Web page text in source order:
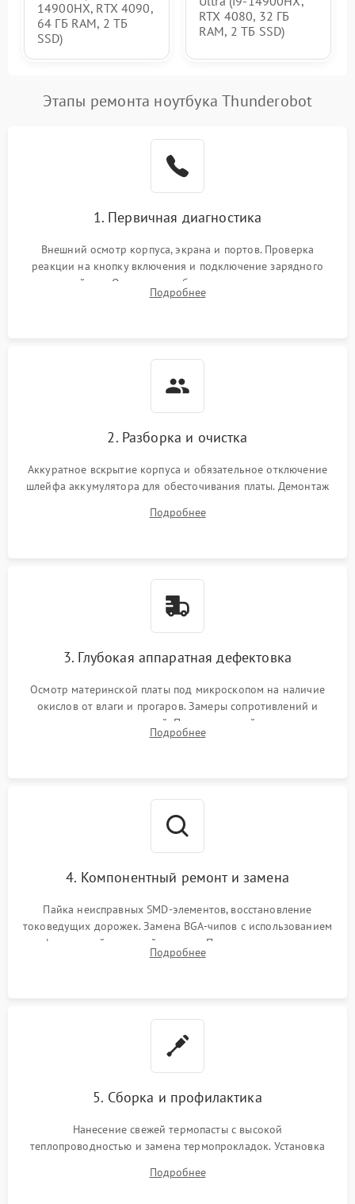
14900HX, RTX 4090,
64 ГБ RAM, 2 ТБ
SSD)
RTX 4080, 32 ГБ
RAM, 2 ТБ SSD)
Этапы ремонта ноутбука Thunderobot
1. Первичная диагностика
Внешний осмотр корпуса, экрана и портов. Проверка
реакции на кнопку включения и подключение зарядного
устройства. Оценка потребления тока с помощью
лабораторного блока питания для локализации проблемы.
Подробнее
2. Разборка и очистка
Аккуратное вскрытие корпуса и обязательное отключение
шлейфа аккумулятора для обесточивания платы. Демонтаж
высохшей термопасты с кристаллов чипов.
Подробнее
3. Глубокая аппаратная дефектовка
Осмотр материнской платы под микроскопом на наличие
окислов от влаги и прогаров. Замеры сопротивлений и
дежурных напряжений. Проверка цепей питания,
мультиконтроллера, процессора и видеочипа.
Подробнее
4. Компонентный ремонт и замена
Пайка неисправных SMD-элементов, восстановление
токоведущих дорожек. Замена BGA-чипов с использованием
инфракрасной паяльной станции. Прошивка микросхемы
BIOS или замена поврежденных портов USB
Подробнее
5. Сборка и профилактика
Нанесение свежей термопасты с высокой
теплопроводностью и замена термопрокладок. Установка
шлейфов, модулей памяти и накопителей. Предварительная
Подробнее